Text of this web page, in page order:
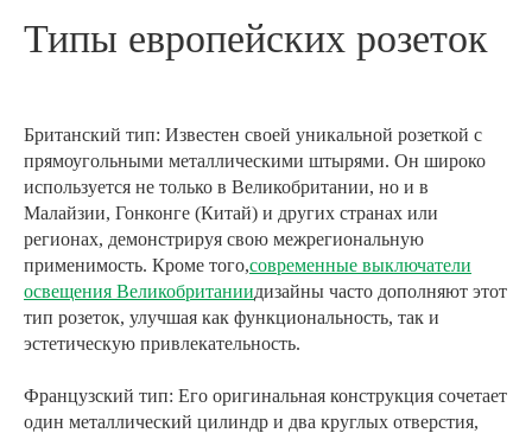
Типы европейских розеток
Британский тип: Известен своей уникальной розеткой с
прямоугольными металлическими штырями. Он широко
используется не только в Великобритании, но и в
Малайзии, Гонконге (Китай) и других странах или
регионах, демонстрируя свою межрегиональную
применимость. Кроме того,современные выключатели
освещения Великобританиидизайны часто дополняют этот
тип розеток, улучшая как функциональность, так и
эстетическую привлекательность.
Французский тип: Его оригинальная конструкция сочетает
один металлический цилиндр и два круглых отверстия,